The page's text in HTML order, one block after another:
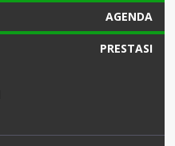
AGENDA
PRESTASI